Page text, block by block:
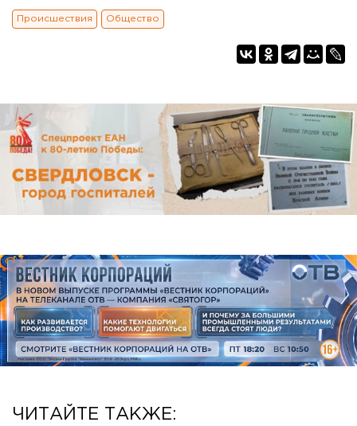
Происшествия Общество
ЧИТАЙТЕ ТАКЖЕ: